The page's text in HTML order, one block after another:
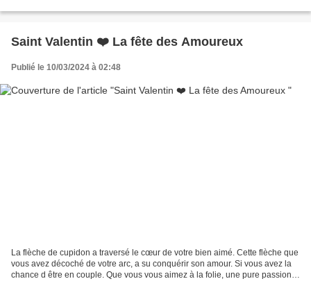
Saint Valentin ❤️ La fête des Amoureux
Publié le 10/03/2024 à 02:48
La flèche de cupidon a traversé le cœur de votre bien aimé. Cette flèche que
vous avez décoché de votre arc, a su conquérir son amour. Si vous avez la
chance d être en couple. Que vous vous aimez à la folie, une pure passion.